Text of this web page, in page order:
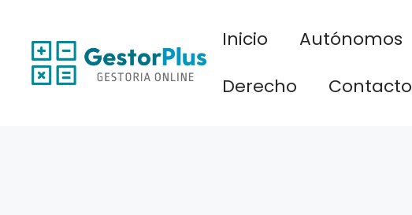
contenido
Inicio Autónomos
Derecho
Contacto